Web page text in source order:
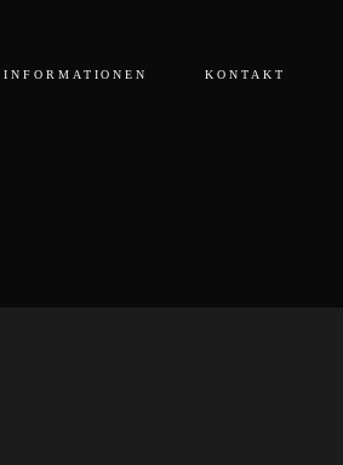
INFORMATIONEN KONTAKT